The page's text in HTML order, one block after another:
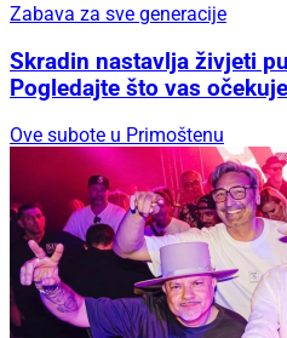
Zabava za sve generacije
Skradin nastavlja živjeti
Pogledajte što vas
Ove subote u Primoštenu